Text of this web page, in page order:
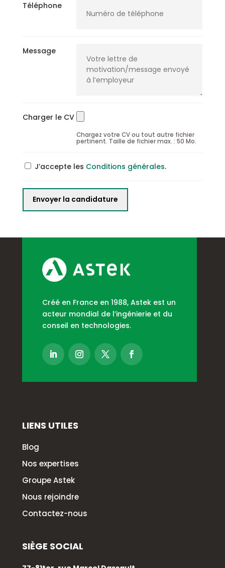
Téléphone
Message
Charger le CV
Chargez votre CV ou tout autre fichier
pertinent. Taille de fichier max. : 50 Mo.
J’accepte les Conditions générales.
Créé en France en 1988, Astek est un
acteur mondial de l’ingénierie et du
conseil en technologies.
LIENS UTILES
Blog
Nos expertises
Groupe Astek
Nous rejoindre
Contactez-nous
SIÈGE SOCIAL